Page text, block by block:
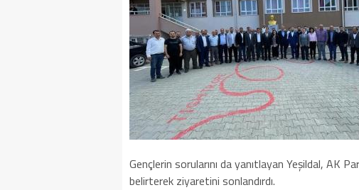
Gençlerin sorularını da yanıtlayan Yeşildal, AK
belirterek ziyaretini sonlandırdı.